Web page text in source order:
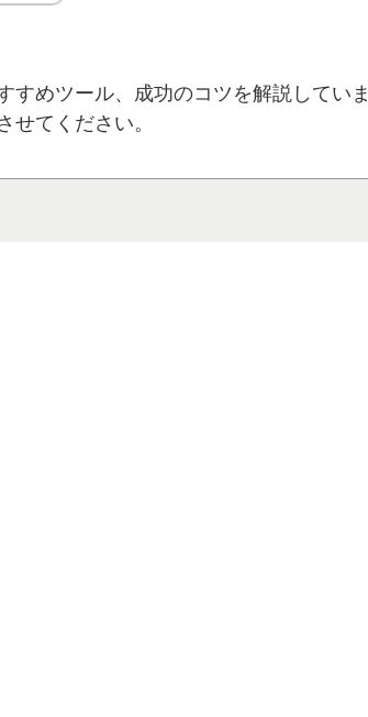
すめツール、成功のコツを解説していま
せてください。